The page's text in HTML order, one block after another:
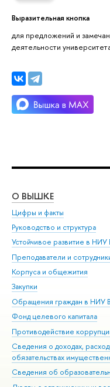
Выразительная кнопка
для предложений и
деятельности
О ВЫШКЕ
Цифры и факты
Руководство и структура
Устойчивое развитие в
Преподаватели и
Корпуса и общежития
Закупки
Обращения граждан в НИУ
Фонд целевого капитала
Противодействие
Сведения о доходах,
обязательствах
Сведения об